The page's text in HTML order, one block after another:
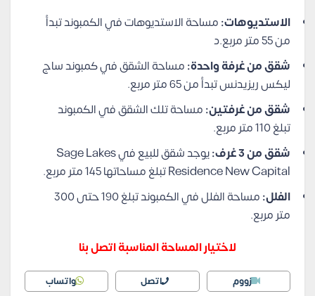
الاستديوهات:مساحة الاستديوهات في الكمبوند تبدأ
من 55 متر مربع.د
شقق من غرفة واحدة:مساحة الشقق في كمبوند ساج
ليكس ريزيدنس تبدأ من 65 متر مربع.
شقق من غرفتين:مساحة تلك الشقق في الكمبوند
تبلغ 110 متر مربع.
شقق من 3 غرف:
يوجد شقق للبيع في Sage Lakes
Residence New Capital تبلغ مساحاتها 145 متر مربع.
الفلل:
مساحة الفلل في الكمبوند تبلغ 190 حتى 300
متر مربع.
لاختيار المساحة المناسبة اتصل بنا
زووم اتصل واتساب